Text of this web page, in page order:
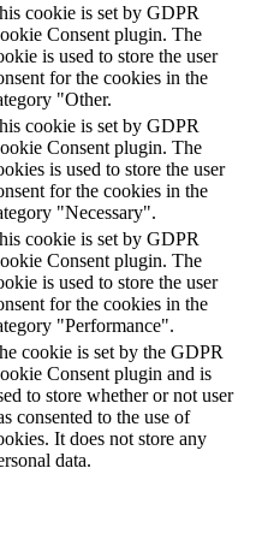
cookie is set by GDPR
Consent plugin. The
is used to store the user
for the cookies in the
"Other.
cookie is set by GDPR
Consent plugin. The
is used to store the user
for the cookies in the
"Necessary".
cookie is set by GDPR
Consent plugin. The
is used to store the user
for the cookies in the
"Performance".
cookie is set by the GDPR
Consent plugin and is
to store whether or not user
consented to the use of
It does not store any
data.